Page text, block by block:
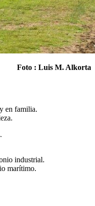
Foto : Luis M. Alkorta
en familia.
industrial.
marítimo.